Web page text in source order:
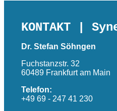
KONTAKT |
Dr. Stefan Söhngen
Fuchstanzstr. 32
60489 Frankfurt am Main
Telefon:
+49 69 - 247 41 230